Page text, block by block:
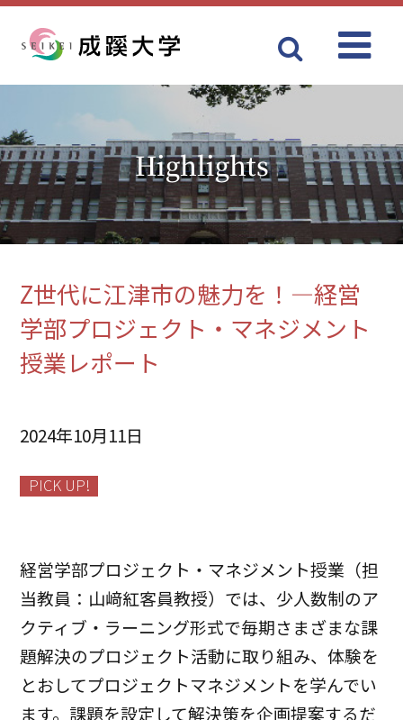
Highlights
Z世代に江津市の魅力を！―経営
学部プロジェクト・マネジメント
授業レポート
2024年10月11日
PICK UP!
経営学部プロジェクト・マネジメント授業（担
当教員：山﨑紅客員教授）では、少人数制のア
クティブ・ラーニング形式で毎期さまざまな課
題解決のプロジェクト活動に取り組み、体験を
とおしてプロジェクトマネジメントを学んでい
ます。課題を設定して解決策を企画提案するだ